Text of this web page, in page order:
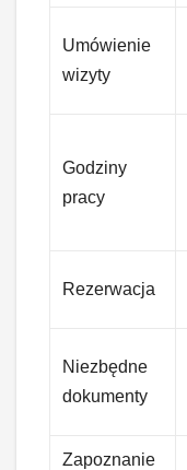
Umówienie
wizyty
Godziny
pracy
Rezerwacja
Niezbędne
dokumenty
Zapoznanie